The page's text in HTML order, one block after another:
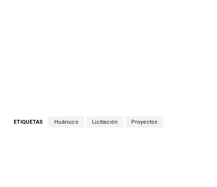
ETIQUETAS Huánuco Licitación Proyectos